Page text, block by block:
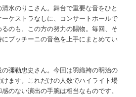
水のりこさん。舞台で重要な音をひと
ケストラなしに、コンサートホールで
のも、この方の努力の賜物。毎回、そ
プッチーニの音色を上手にまとめてい
彌勒忠史さん。今回は羽織袴の明治の
ます。これだけの人数でハイライト場
のない演出の手腕は相当なものです。